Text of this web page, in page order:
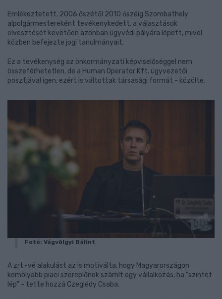
Emlékeztetett, 2006 őszétől 2010 őszéig Szombathely
alpolgármestereként tevékenykedett, a választások
elvesztését követően azonban ügyvédi pályára lépett, mivel
közben befejezte jogi tanulmányait.
Ez a tevékenység az önkormányzati képviselőséggel nem
összeférhetetlen, de a Human Operator Kft. ügyvezetői
posztjával igen, ezért is váltottak társasági formát - közölte.
Fotó: Vágvölgyi Bálint
A zrt.-vé alakulást az is motiválta, hogy Magyarországon
komolyabb piaci szereplőnek számít egy vállalkozás, ha "szintet
lép" - tette hozzá Czeglédy Csaba.